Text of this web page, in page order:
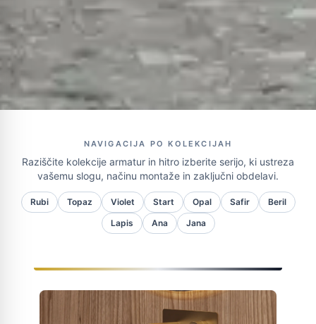
NAVIGACIJA PO KOLEKCIJAH
Raziščite kolekcije armatur in hitro izberite serijo, ki ustreza
vašemu slogu, načinu montaže in zaključni obdelavi.
Rubi Topaz Violet Start Opal Safir
Beril
Lapis
Ana Jana